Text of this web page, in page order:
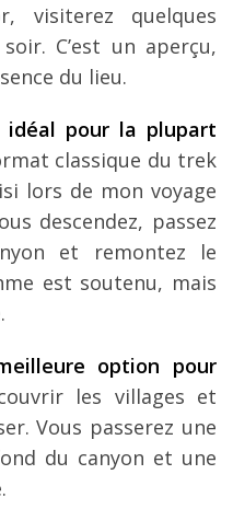
visiterez quelques
C’est un aperçu,
du lieu.
idéal pour la plupart
classique du trek
lors de mon voyage
descendez, passez
et remontez le
est soutenu, mais
option pour
les villages et
Vous passerez une
du canyon et une